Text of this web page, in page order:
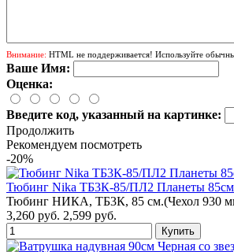
Внимание: HTML не поддерживается! Используйте
Ваше Имя:
Оценка:
Введите код, указанный на картинке:
Продолжить
Рекомендуем посмотреть
-20%
Тюбинг Nika ТБ3К-85/ПЛ2 Планеты 85см
Тюбинг НИКА, ТБ3К, 85 см.(Чехол 930
3,260 руб. 2,599 руб.